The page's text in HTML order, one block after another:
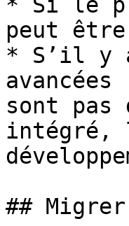
peut
* S’il y
sont pas
intégré,
##